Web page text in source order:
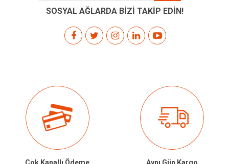
SOSYAL AĞLARDA BİZİ TAKİP EDİN!
Çok Kanallı Ödeme Aynı Gün Kargo